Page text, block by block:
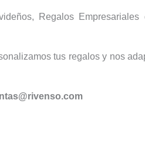
Regalos
tus regalos y nos